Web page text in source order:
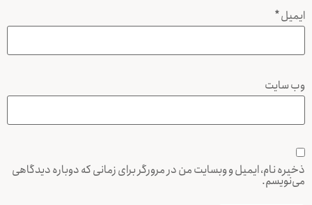
ایمیل*
وب‌ سایت
ذخیره نام، ایمیل و وبسایت من در مرورگر برای زمانی که دوباره دیدگاهی
می‌نویسم.